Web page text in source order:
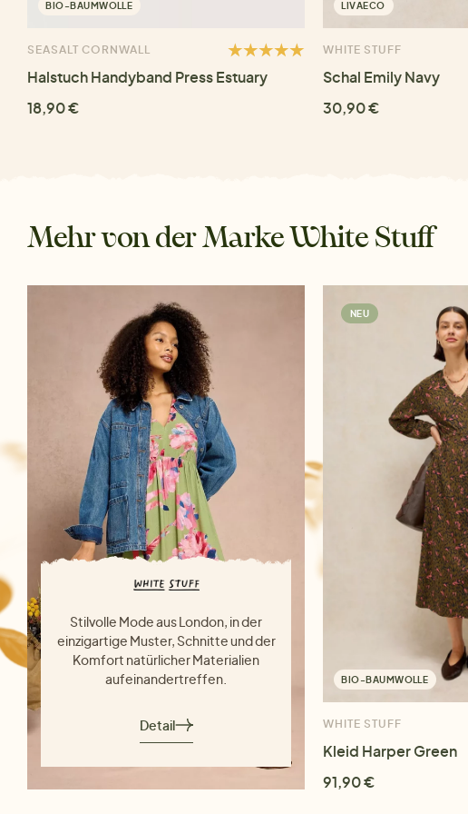
BIO-BAUMWOLLE
SEASALT CORNWALL
Halstuch Handyband Press Estuary
18,90 €
LIVAECO
WHITE STUFF
Schal Emily Navy
30,90 €
Mehr von der Marke White Stuff
Stilvolle Mode aus London, in der
einzigartige Muster, Schnitte und der
Komfort natürlicher Materialien
aufeinandertreffen.
Detail
NEU
BIO-BAUMWOLLE
WHITE STUFF
Kleid Harper Green
91,90 €